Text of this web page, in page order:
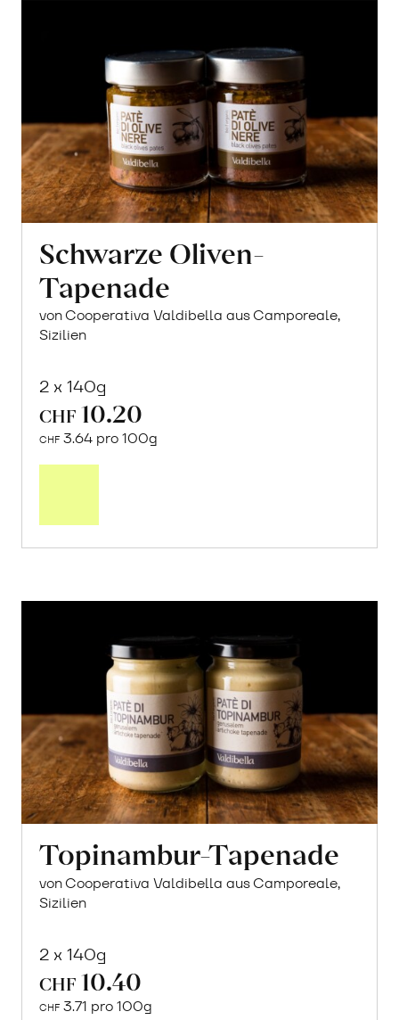
Schwarze Oliven-
Tapenade
von Cooperativa Valdibella aus Camporeale,
Sizilien
2 x 140g
CHF 10.20
CHF 3.64 pro 100g
Topinambur-Tapenade
von Cooperativa Valdibella aus Camporeale,
Sizilien
2 x 140g
CHF 10.40
CHF 3.71 pro 100g